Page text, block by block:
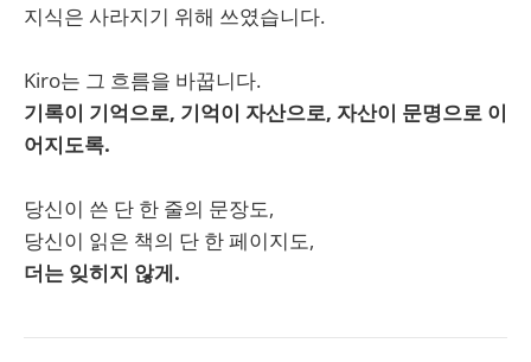
지식은 사라지기 위해 쓰였습니다.
Kiro는 그 흐름을 바꿉니다.
기록이 기억으로, 기억이 자산으로, 자산이 문명으로 이
어지도록.
당신이 쓴 단 한 줄의 문장도,
당신이 읽은 책의 단 한 페이지도,
더는 잊히지 않게.